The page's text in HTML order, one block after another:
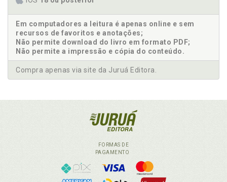
Em computadores a leitura é apenas online e sem
recursos de favoritos e anotações;
Não permite download do livro em formato PDF;
Não permite a impressão e cópia do conteúdo.
Compra apenas via site da Juruá Editora.
FORMAS DE
PAGAMENTO